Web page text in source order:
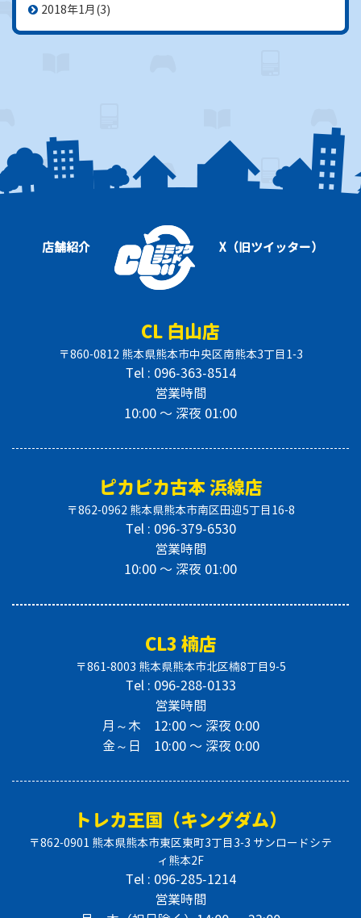
2018年1月 (3)
店舗紹介 X（旧ツイッター）
CL 白山店
〒860-0812 熊本県熊本市中央区南熊本3丁目1-3
Tel : 096-363-8514
営業時間
10:00 〜 深夜 01:00
ピカピカ古本 浜線店
〒862-0962 熊本県熊本市南区田迎5丁目16-8
Tel : 096-379-6530
営業時間
10:00 〜 深夜 01:00
CL3 楠店
〒861-8003 熊本県熊本市北区楠8丁目9-5
Tel : 096-288-0133
営業時間
月～木 12:00 〜 深夜 0:00
金～日 10:00 〜 深夜 0:00
トレカ王国（キングダム）
〒862-0901 熊本県熊本市東区東町3丁目3-3 サンロードシテ
ィ熊本2F
Tel : 096-285-1214
営業時間